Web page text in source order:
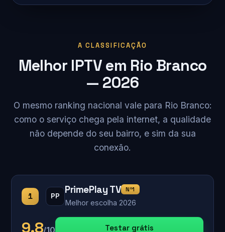
A CLASSIFICAÇÃO
Melhor IPTV em Rio Branco
— 2026
O mesmo ranking nacional vale para Rio Branco:
como o serviço chega pela internet, a qualidade
não depende do seu bairro, e sim da sua
conexão.
1 PP
PrimePlay TV Nº1
Melhor escolha 2026
9.8/10 Testar grátis